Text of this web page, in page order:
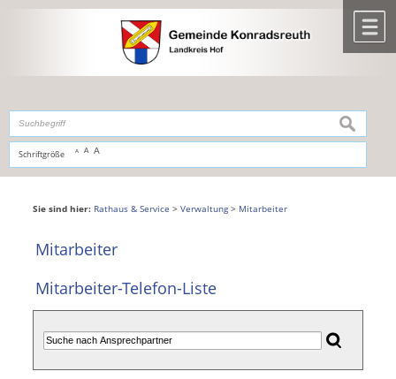
,zur Navigationoderzur Startseitespringen.
Schriftgröße A A A
suchen
Sie sind hier: Rathaus & Service > Verwaltung> Mitarbeiter
Mitarbeiter
Mitarbeiter-Telefon-Liste